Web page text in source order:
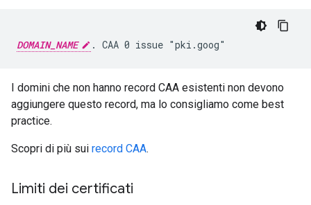
DOMAIN_NAME
I domini che non hanno record CAA esistenti non devono
aggiungere questo record, ma lo consigliamo come best
practice.
Scopri di più sui record CAA.
Limiti dei certificati